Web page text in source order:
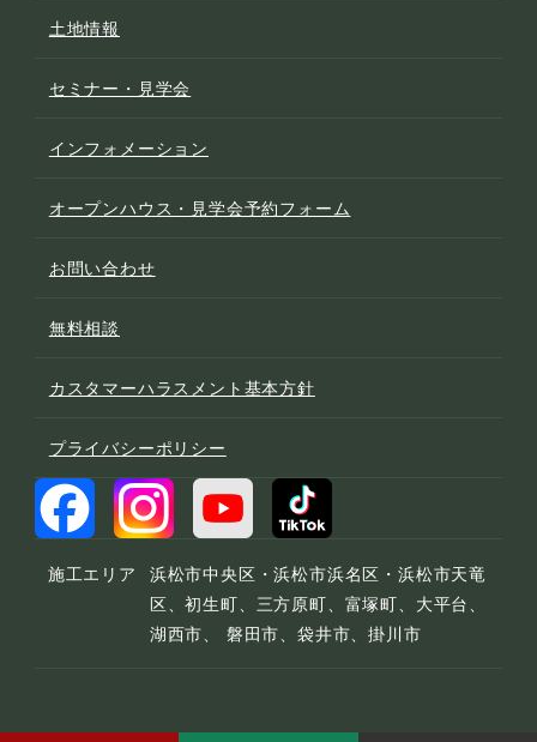
土地情報
セミナー・見学会
インフォメーション
オープンハウス・見学会予約フォーム
お問い合わせ
無料相談
カスタマーハラスメント基本方針
プライバシーポリシー
施工エリア
浜松市中央区・浜松市浜名区・浜松市天竜
区、初生町、三方原町、富塚町、大平台、
湖西市、 磐田市、袋井市、掛川市